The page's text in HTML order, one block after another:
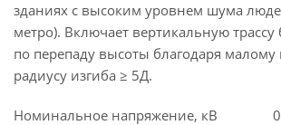
зданиях с высоким уровнем шума
метро). Включает вертикальную трассу
по перепаду высоты благодаря
радиусу изгиба ≥ 5Д.
Номинальное напряжение, кВ